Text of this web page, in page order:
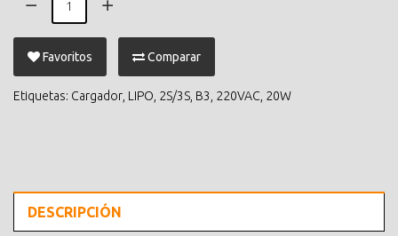
Favoritos Comparar
Etiquetas: Cargador LIPO 2S/3S B3 220VAC 20W
DESCRIPCIÓN